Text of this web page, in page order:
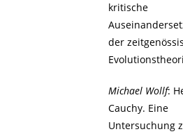
kritische
der
Michael Wollf:
Cauchy. Eine
Untersuchung